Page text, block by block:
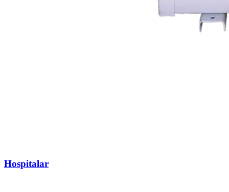
Hospitalar